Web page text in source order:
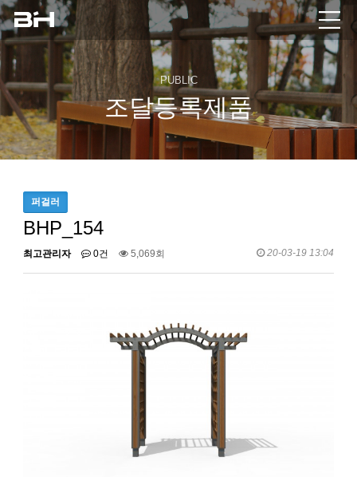
PUBLIC
조달등록제품
퍼걸러
BHP_154
최고관리자 0건 5,069회 20-03-19 13:04